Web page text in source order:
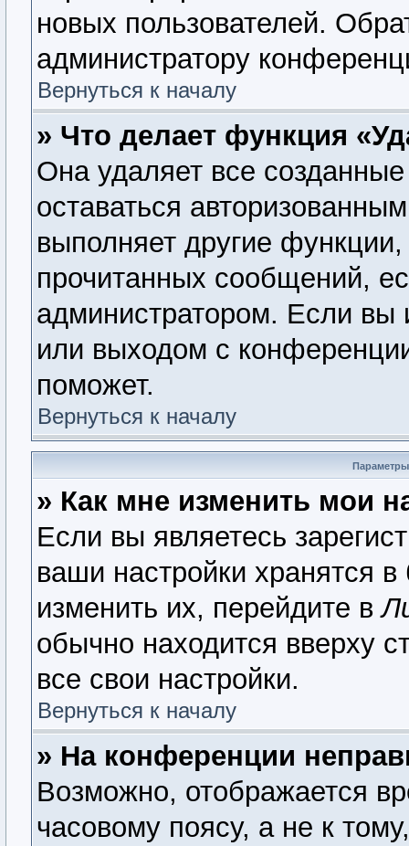
новых пользователей.
администратору
Вернуться к началу
» Что делает функция
Она удаляет все
оставаться
выполняет другие
прочитанных сообщений,
администратором. Если вы
или выходом с
поможет.
Вернуться к началу
Параметры
» Как мне изменить мои
Если вы являетесь
ваши настройки хранятся
изменить их, перейдите в
обычно находится вверху
все свои настройки.
Вернуться к началу
» На конференции
Возможно, отображается
часовому поясу, а не к